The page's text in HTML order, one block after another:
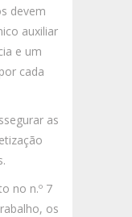
devem
auxiliar
e um
cada
as
no n.º 7
os